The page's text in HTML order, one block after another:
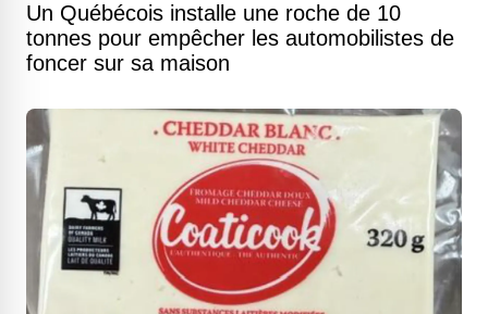
Un Québécois installe une roche de 10
tonnes pour empêcher les automobilistes de
foncer sur sa maison